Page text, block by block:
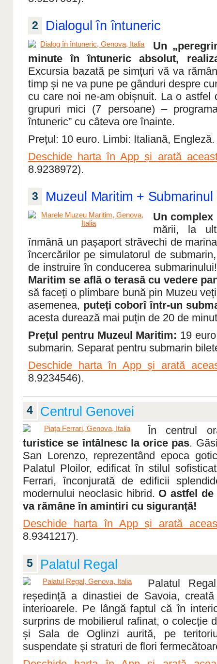
2 Dialogul în întuneric
Un
minute în întuneric absolut,
Excursia bazată pe simțuri vă va
timp și ne va pune pe gânduri despre
cu care noi ne-am obișnuit. La o astfel
grupuri mici (7 persoane) –
întuneric” cu câteva ore înainte.
Prețul: 10 euro. Limbi: Italiană, Engleză.
Deschide harta în App și arată
8.9238972).
3 Muzeul Maritim + Submarinul
Un
mării, la
înmână un pașaport străvechi de
încercărilor pe simulatorul de
de instruire în conducerea
Maritim se află o terasă cu vedere
să faceți o plimbare bună pin Muzeu
asemenea, puteți coborî într-un
acesta durează mai puțin de 20 de
Prețul pentru Muzeul Maritim: 19
submarin. Separat pentru submarin
Deschide harta în App și arată
8.9234546).
4 Centrul Genovei
În centrul
turistice se întâlnesc la orice pas.
San Lorenzo, reprezentând epoca
Palatul Ploilor, edificat în stilul
Ferrari, înconjurată de edificii
modernului neoclasic hibrid. O astfel
va rămâne în amintiri cu siguranță!
Deschide harta în App și arată
8.9341217).
5 Palatul Regal
Palatul
reședință a dinastiei de Savoia,
interioarele. Pe lângă faptul că în
surprins de mobilierul rafinat, o colecție
și Sala de Oglinzi aurită, pe
suspendate și straturi de flori